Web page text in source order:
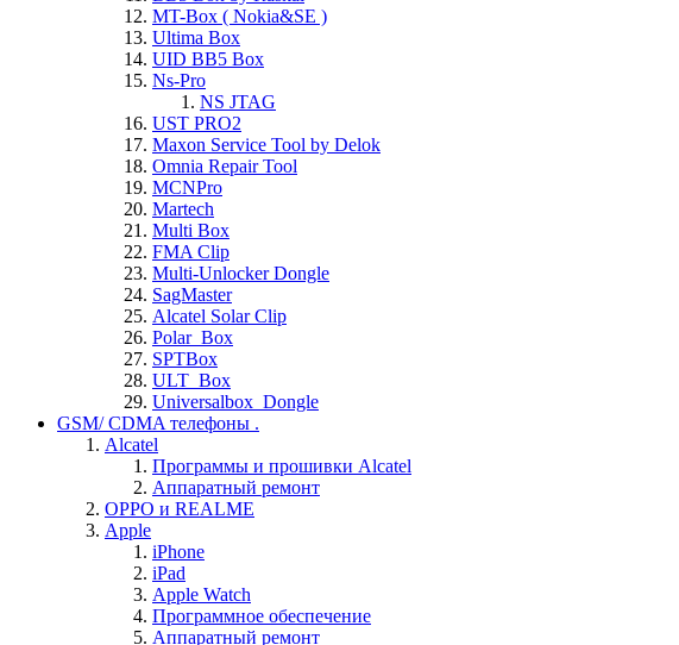
MT-Box ( Nokia&SE )
Ultima Box
UID BB5 Box
Ns-Pro
NS JTAG
UST PRO2
Maxon Service Tool by Delok
Omnia Repair Tool
MCNPro
Martech
Multi Box
FMA Clip
Multi-Unlocker Dongle
SagMaster
Alcatel Solar Clip
Polar_Box
SPTBox
ULT_Box
Universalbox_Dongle
GSM/ CDMA телефоны .
Alcatel
Программы и прошивки Alcatel
Аппаратный ремонт
OPPO и REALME
Apple
iPhone
iPad
Apple Watch
Программное обеспечение
Аппаратный ремонт